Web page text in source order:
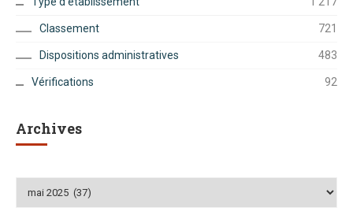
Classement 721
Dispositions administratives 483
Vérifications 92
Archives
Archives